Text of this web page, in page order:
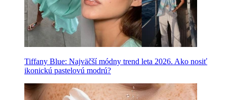
Tiffany Blue: Najväčší módny trend leta 2026. Ako nosiť
ikonickú pastelovú modrú?